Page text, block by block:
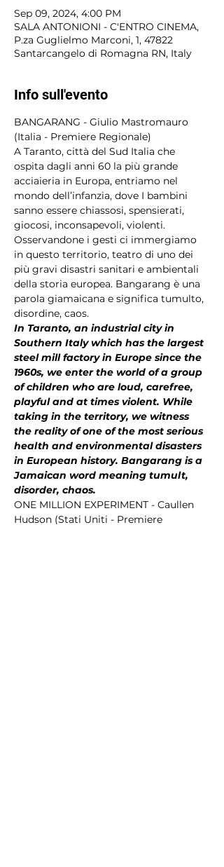
Sep 09, 2024, 4:00 PM
SALA ANTONIONI - C'ENTRO CINEMA,
P.za Guglielmo Marconi, 1, 47822
Santarcangelo di Romagna RN, Italy
Info sull'evento
BANGARANG - Giulio Mastromauro
(Italia - Premiere Regionale)
A Taranto, città del Sud Italia che
ospita dagli anni 60 la più grande
acciaieria in Europa, entriamo nel
mondo dell’infanzia, dove I bambini
sanno essere chiassosi, spensierati,
giocosi, inconsapevoli, violenti.
Osservandone i gesti ci immergiamo
in questo territorio, teatro di uno dei
più gravi disastri sanitari e ambientali
della storia europea. Bangarang è una
parola giamaicana e significa tumulto,
disordine, caos.
In Taranto, an industrial city in
Southern Italy which has the largest
steel mill factory in Europe since the
1960s, we enter the world of a group
of children who are loud, carefree,
playful and at times violent. While
taking in the territory, we witness
the reality of one of the most serious
health and environmental disasters
in European history. Bangarang is a
Jamaican word meaning tumult,
disorder, chaos.
ONE MILLION EXPERIMENT - Caullen
Hudson (Stati Uniti - Premiere